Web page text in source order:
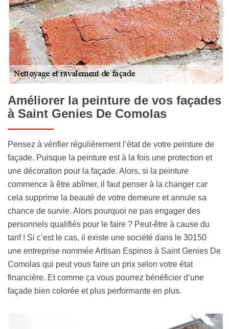
Améliorer la peinture de vos façades
à Saint Genies De Comolas
Pensez à vérifier régulièrement l’état de votre peinture de
façade. Puisque la peinture est à la fois une protection et
une décoration pour la façade. Alors, si la peinture
commence à être abîmer, il faut penser à la changer car
cela supprime la beauté de votre demeure et annule sa
chance de survie. Alors pourquoi ne pas engager des
personnels qualifiés pour le faire ? Peut-être à cause du
tarif ! Si c’est le cas, il existe une société dans le 30150
une entreprise nommée Artisan Espinos à Saint Genies De
Comolas qui peut vous faire un prix selon votre état
financière. Et comme ça vous pourrez bénéficier d’une
façade bien colorée et plus performante en plus.